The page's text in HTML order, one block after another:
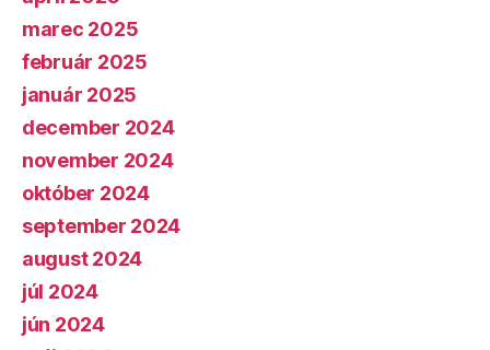
marec 2025
február 2025
január 2025
december 2024
november 2024
október 2024
september 2024
august 2024
júl 2024
jún 2024